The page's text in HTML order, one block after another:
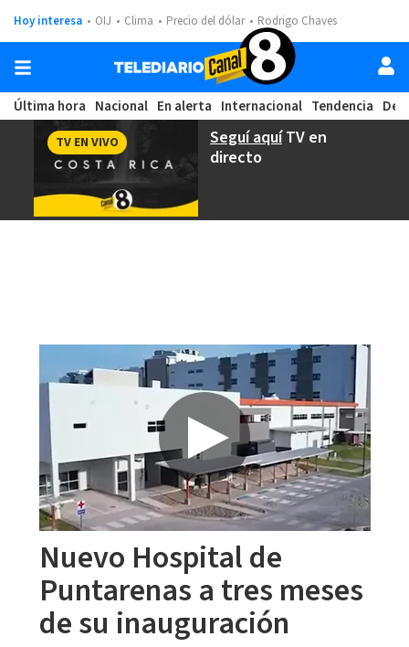
Hoy interesa OIJ Clima Precio del dólar Rodrigo Chaves
Última hora Nacional En alerta Internacional Tendencia
Seguí aquíTV en
directo
TV EN VIVO
Nuevo Hospital de
Puntarenas a tres meses
de su inauguración